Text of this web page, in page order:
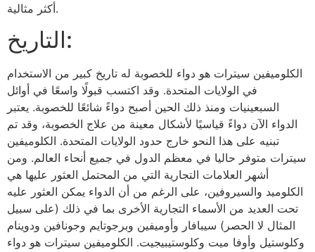
أكثر مثالية.
التاريخ:
الكلوميفين سيترات هو دواء للخصوبة له تاريخ كبير من الاستخدام
في الولايات المتحدة. وقد اكتسب قبولًا واسعًا في أوائل
السبعينيات ومنذ ذلك الحين أصبح دواءً شائعًا للخصوبة. يعتبر
الدواء الآن دواءً قياسيًا لأشكال معينة من علاج الخصوبة، وقد تم
تبنيه على هذا النحو خارج حدود الولايات المتحدة. الكلوميفين
سيترات متوفر حاليا في معظم الدول في جميع أنحاء العالم. ومن
أشهر العلامات التجارية التي من المحتمل العثور عليها هي
الكلوميد والسيروفين، على الرغم من أن الدواء يمكن العثور عليه
تحت العديد من الأسماء التجارية الأخرى بما في ذلك (على سبيل
المثال لا الحصر) سيبافار وأوميفين وبرجوتايم وجونافين ودوينام
وكلوستيل وأوفا ميت وكلوستيبيجيت. الكلوميفين سيترات هو دواء